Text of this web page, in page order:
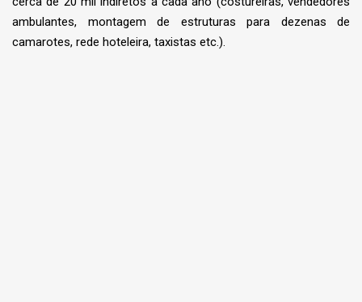
ambulantes, montagem de estruturas para dezenas de
camarotes, rede hoteleira, taxistas etc.).